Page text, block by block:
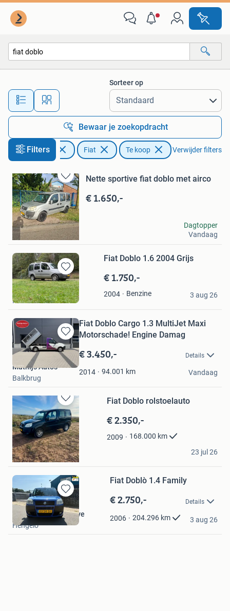
Alle afstanden…
Sorteer op
Bewaar je zoekopdracht
Filters
Auto's Fiat Te koop Verwijder filters
Bewaren
in
Mijn
Favorieten
Nette sportive fiat doblo met airco
€ 1.650,-
john
Vianen
Dagtopper
Vandaag
Bewaren
in
Mijn
Favorieten
Fiat Doblo 1.6 2004 Grijs
€ 1.750,-
2004 Benzine
mieke
Haarlem
3 aug 26
Bewaren
in
Mijn
Favorieten
Fiat Doblo Cargo 1.3 MultiJet Maxi
Motorschade! Engine Damag
€ 3.450,- Details
2014 94.001 km
Mathijs Auto’s
Balkbrug
Vandaag
Bewaren
in
Mijn
Favorieten
Fiat Doblo rolstoelauto
€ 2.350,-
2009 168.000 km
Alex
Leiden
23 jul 26
Bewaren
in
Mijn
Favorieten
Fiat Doblò 1.4 Family
€ 2.750,- Details
2006 204.296 km
R.PETERS Automotive
Hengelo
3 aug 26